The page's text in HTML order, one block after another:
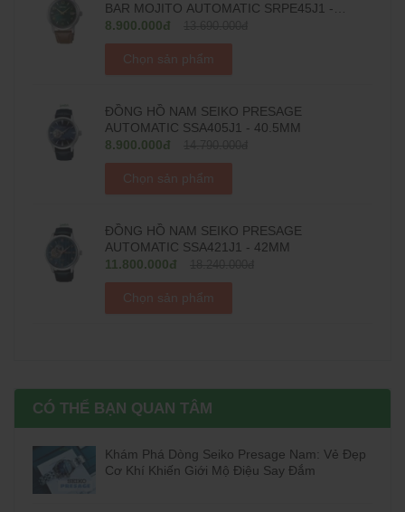
BAR MOJITO AUTOMATIC SRPE45J1 -
38.5MM
8.900.000đ
Chọn sản phẩm
ĐỒNG HỒ NAM SEIKO PRESAGE
AUTOMATIC SSA405J1 - 40.5MM
8.900.000đ
Chọn sản phẩm
ĐỒNG HỒ NAM SEIKO PRESAGE
AUTOMATIC SSA421J1 - 42MM
11.800.000đ
Chọn sản phẩm
CÓ THỂ BẠN QUAN TÂM
Khám Phá Dòng Seiko Presage Nam: Vẻ Đẹp
Cơ Khí Khiến Giới Mộ Điệu Say Đắm